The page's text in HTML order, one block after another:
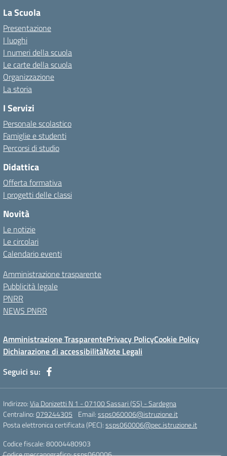
La Scuola
Presentazione
I luoghi
I numeri della scuola
Le carte della scuola
Organizzazione
La storia
I Servizi
Personale scolastico
Famiglie e studenti
Percorsi di studio
Didattica
Offerta formativa
I progetti delle classi
Novità
Le notizie
Le circolari
Calendario eventi
Amministrazione trasparente
Pubblicità legale
PNRR
NEWS PNRR
Amministrazione TrasparentePrivacy PolicyCookie Policy
Dichiarazione di accessibilitàNote Legali
Seguici su:
Indirizzo:Via Donizetti N 1 - 07100 Sassari (SS) - Sardegna
Centralino:079244305 Email:ssps060006@istruzione.it
Posta elettronica certificata (PEC):ssps060006@pec.istruzione.it
Codice fiscale: 80004480903